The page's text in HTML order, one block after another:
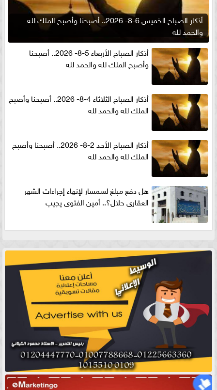
أذكار الصباح الخميس 6-8- 2026.. أصبحنا وأصبح الملك لله
والحمد لله
أذكار الصباح الأربعاء 5-8- 2026.. أصبحنا
وأصبح الملك لله والحمد لله
أذكار الصباح الثلاثاء 4-8- 2026.. أصبحنا وأصبح
الملك لله والحمد لله
أذكار الصباح الأحد 2-8- 2026.. أصبحنا وأصبح
الملك لله والحمد لله
هل دفع مبلغ لسمسار لإنهاء إجراءات الشهر
العقارى حلال؟.. أمين الفتوى يجيب